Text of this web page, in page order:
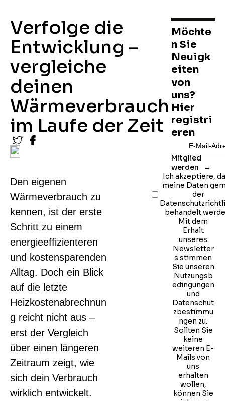
Verfolge die
Entwicklung –
vergleiche
deinen
Wärmeverbrauch
im Laufe der Zeit
Den eigenen
Wärmeverbrauch zu
kennen, ist der erste
Schritt zu einem
energieeffizienteren
und kostensparenden
Alltag. Doch ein Blick
auf die letzte
Heizkostenabrechnun
g reicht nicht aus –
erst der Vergleich
über einen längeren
Zeitraum zeigt, wie
sich dein Verbrauch
wirklich entwickelt.
Möchte
n Sie
Neuigk
eiten
von
uns?
Hier
registri
eren
Mitglied
werden
Ich akzeptiere,
meine Daten
der
behandelt
Mit dem
Erhalt
unseres
Newsletter
s stimmen
Sie unseren
Nutzungsb
edingungen
und
Datenschut
zbestimmu
ngen zu.
Sollten Sie
keine
weiteren E-
Mails von
uns
erhalten
wollen,
können Sie